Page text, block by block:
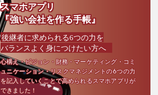
スマホアプリ
『強い会社を作る手帳』
後継者に求められる6つの力を
バランスよく身につけたい方へ
心構え・ビジョン・財務・マーケティング・コミ
ュニケーション・リスクマネジメントの6つの力
を記入していくことで高められるスマホアプリが
できました！